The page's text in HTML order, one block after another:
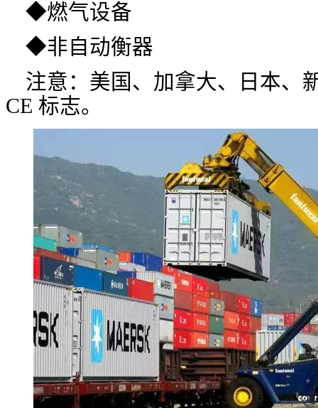
◆燃气设备
◆非自动衡器
注意：美国、加拿大、日本、
CE 标志。